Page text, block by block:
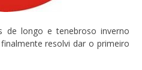
de longo e tenebroso inverno
resolvi dar o primeiro